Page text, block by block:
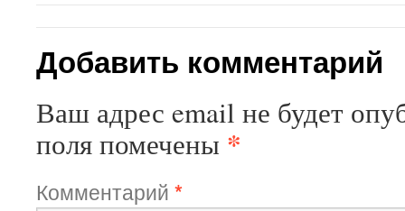
Добавить комментарий
Ваш адрес email не будет
поля помечены *
Комментарий *